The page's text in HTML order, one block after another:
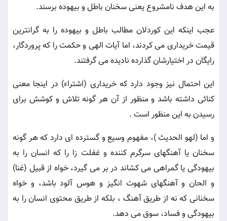
به اين هدف نامشروع يعنى سخنان باطل و بيهوده برسند.
عجب اينكه اين كوردلان مطالب باطل و بيهوده را به گرانترين
قيمت خريدارى مى كردند، اما آيات الهى و حكمت را كه پروردگار،
رايگان در اختيارشان گذارده ناديده مى گرفتند.
اين احتمال نيز وجود دارد كه خريدارى (اشتراء) در اينجا معنى
كنائى داشته باشد و منظور از آن هر گونه تلاش و كوشش براى
رسيدن به اين منظور است .
و اما (لهو الحديث )، مفهوم وسيع و گسترده اى دارد كه هر گونه
سخنان يا آهنگهاى سرگرم كننده و غفلت زا را كه انسان را به
بيهودگى يا گمراهى مى كشاند در بر مى گيرد، خواه از قبيل (غنا)
و الحان و آهنگهاى شهوت انگيز و هوس آلود باشد، و خواه
سخنانى كه نه از طريق آهنگ ، بلكه از طريق محتوى انسان را به
بيهودگى و فساد، سوق مى دهد.